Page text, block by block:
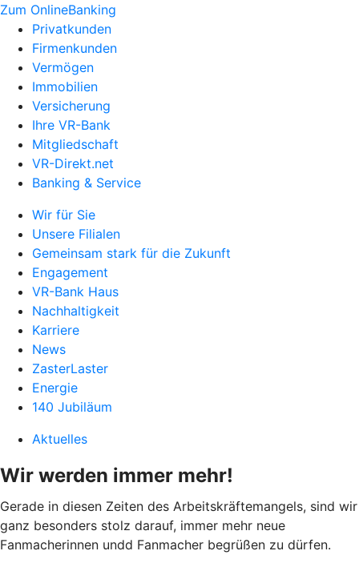
Zum OnlineBanking
Privatkunden
Firmenkunden
Vermögen
Immobilien
Versicherung
Ihre VR-Bank
Mitgliedschaft
VR-Direkt.net
Banking & Service
Wir für Sie
Unsere Filialen
Gemeinsam stark für die Zukunft
Engagement
VR-Bank Haus
Nachhaltigkeit
Karriere
News
ZasterLaster
Energie
140 Jubiläum
Aktuelles
Wir werden immer mehr!
Gerade in diesen Zeiten des Arbeitskräftemangels, sind wir
ganz besonders stolz darauf, immer mehr neue
Fanmacherinnen undd Fanmacher begrüßen zu dürfen.